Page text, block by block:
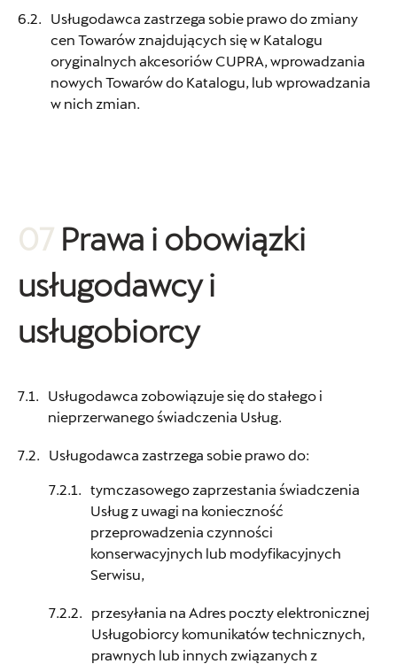
Usługodawca zastrzega sobie prawo do zmiany
cen Towarów znajdujących się w Katalogu
oryginalnych akcesoriów CUPRA, wprowadzania
nowych Towarów do Katalogu, lub wprowadzania
w nich zmian.
07 Prawa i obowiązki
usługodawcy i
usługobiorcy
Usługodawca zobowiązuje się do stałego i
nieprzerwanego świadczenia Usług.
Usługodawca zastrzega sobie prawo do:
tymczasowego zaprzestania świadczenia
Usług z uwagi na konieczność
przeprowadzenia czynności
konserwacyjnych lub modyfikacyjnych
Serwisu,
przesyłania na Adres poczty elektronicznej
Usługobiorcy komunikatów technicznych,
prawnych lub innych związanych z
akcesoria.warszawa@carsed.pl
Centrum Poznań
Cichy - Zasada
ul. Gnieźnieńska 43a, Koszalin
czesci.koszalin@cichy-zasada.pl
Cichy-Zasada
ul. Południowa 6, Szczecin
+48 918 311 000